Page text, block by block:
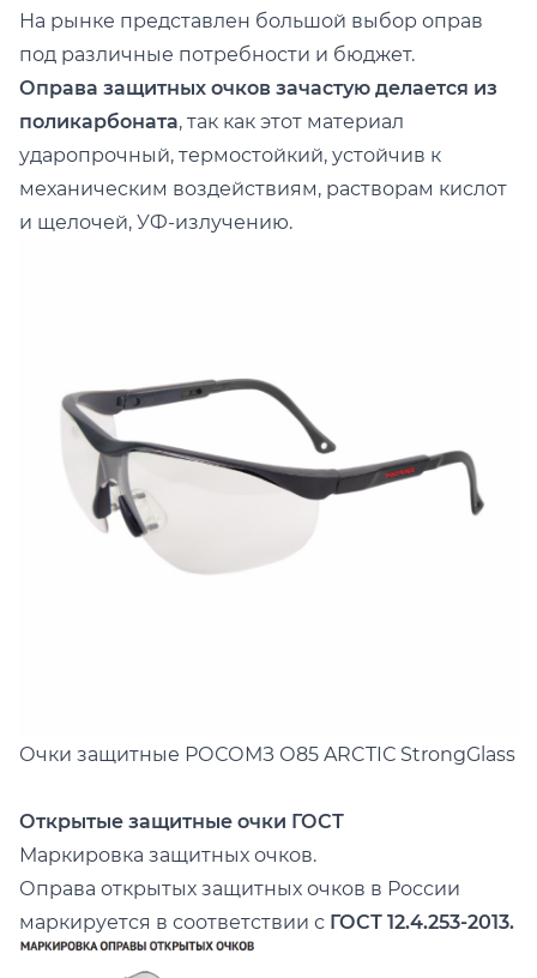
На рынке представлен большой выбор оправ
под различные потребности и бюджет.
Оправа защитных очков зачастую делается из
поликарбоната, так как этот материал
ударопрочный, термостойкий, устойчив к
механическим воздействиям, растворам кислот
и щелочей, УФ-излучению.
Очки защитные РОСОМЗ О85 ARCTIС StrongGlass
Открытые защитные очки ГОСТ
Маркировка защитных очков.
Оправа открытых защитных очков в России
маркируется в соответствии с ГОСТ 12.4.253-2013.